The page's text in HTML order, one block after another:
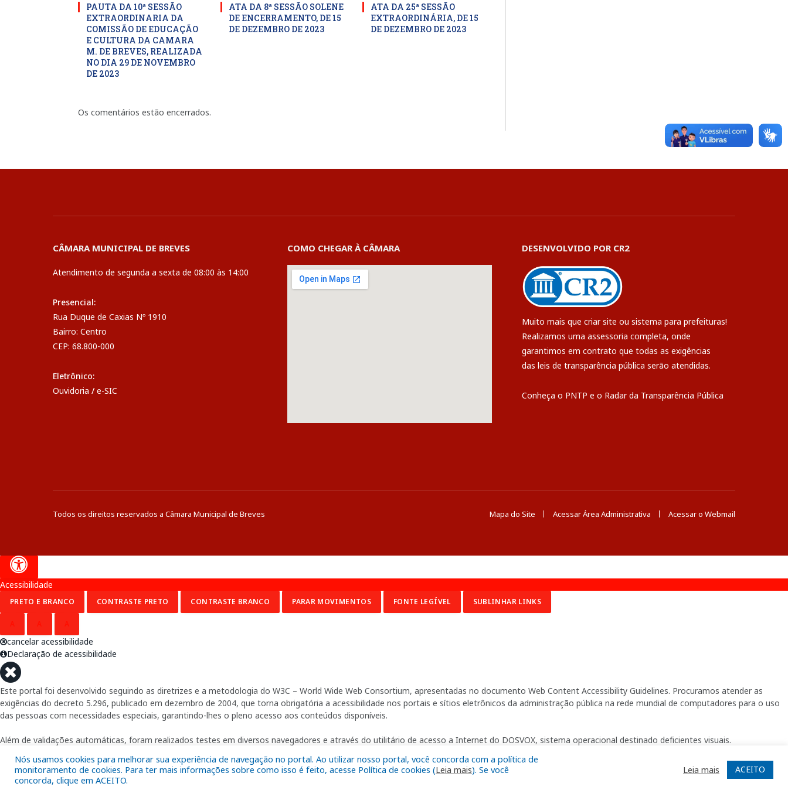
PAUTA DA 10ª SESSÃO
EXTRAORDINARIA DA
COMISSÃO DE EDUCAÇÃO
E CULTURA DA CAMARA
M. DE BREVES, REALIZADA
NO DIA 29 DE NOVEMBRO
DE 2023
ATA DA 8ª SESSÃO SOLENE
DE ENCERRAMENTO, DE 15
DE DEZEMBRO DE 2023
ATA DA 25ª SESSÃO
EXTRAORDINÁRIA, DE 15
DE DEZEMBRO DE 2023
Os comentários estão encerrados.
CÂMARA MUNICIPAL DE BREVES
Atendimento de segunda a sexta de 08:00 às 14:00
Presencial:
Rua Duque de Caxias Nº 1910
Bairro: Centro
CEP: 68.800-000
Eletrônico:
Ouvidoria / e-SIC
COMO CHEGAR À CÂMARA DESENVOLVIDO POR CR2
Muito mais que criar site ou sistema para prefeituras!
Realizamos uma assessoria completa, onde
garantimos em contrato que todas as exigências
das leis de transparência pública serão atendidas.
Conheça o PNTP e o Radar da Transparência Pública
Todos os direitos reservados a Câmara Municipal de Breves Mapa do Site Acessar Área Administrativa Acessar o Webmail
Nós usamos cookies para melhorar sua experiência de navegação no portal. Ao utilizar nosso portal, você concorda com a política de
monitoramento de cookies. Para ter mais informações sobre como isso é feito, acesse Política de cookies (Leia mais). Se você
concorda, clique em ACEITO.
Leia mais ACEITO
Acessibilidade
PRETO E BRANCO CONTRASTE PRETO CONTRASTE BRANCO PARAR MOVIMENTOS FONTE LEGÍVEL SUBLINHAR LINKS
cancelar acessibilidade
Declaração de acessibilidade
Este portal foi desenvolvido seguindo as diretrizes e a metodologia do W3C – World Wide Web Consortium, apresentadas no documento Web Content Accessibility Guidelines. Procuramos atender as
exigências do decreto 5.296, publicado em dezembro de 2004, que torna obrigatória a acessibilidade nos portais e sítios eletrônicos da administração pública na rede mundial de computadores para o uso
das pessoas com necessidades especiais, garantindo-lhes o pleno acesso aos conteúdos disponíveis.
Além de validações automáticas, foram realizados testes em diversos navegadores e através do utilitário de acesso a Internet do DOSVOX, sistema operacional destinado deficientes visuais.
Fornecido por: